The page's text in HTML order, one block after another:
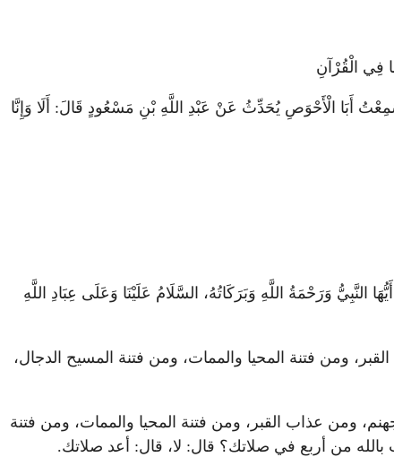
فِي الْقُرْآنِ
أَبَا الْأَحْوَصِ يُحَدِّثُ عَنْ عَبْدِ اللَّهِ بْنِ مَسْعُودٍ قَالَ: أَلَا وَإِنَّا
وَرَحْمَةُ اللَّهِ وَبَرَكَاتُهُ، السَّلَامُ عَلَيْنَا وَعَلَى عِبَادِ اللَّهِ
ومن فتنة المحيا والممات، ومن فتنة المسيح الدجال،
ومن عذاب القبر، ومن فتنة المحيا والممات، ومن فتنة
بالله من أربع في صلاتك؟ قال: لا، قال: أعد صلاتك.